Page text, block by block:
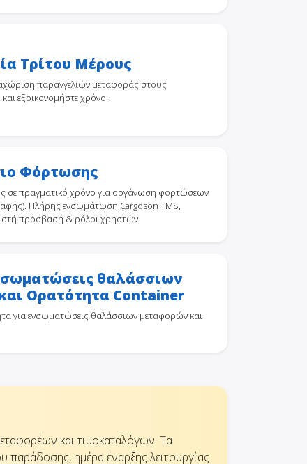
Τρίτου Μέρους
παραγγελιών μεταφοράς στους
εξοικονομήστε χρόνο.
Φόρτωσης
σε πραγματικό χρόνο για οργάνωση φορτώσεων
αφής). Πλήρης ενσωμάτωση Cargoson TMS,
πρόσβαση & ρόλοι χρηστών.
θαλάσσιων
Ορατότητα Container
για ενσωματώσεις θαλάσσιων μεταφορών και
και τιμοκαταλόγων. Τα
ημέρα έναρξης λειτουργίας